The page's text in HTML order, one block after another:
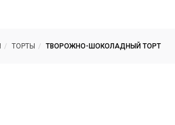
ТОРТЫ ТВОРОЖНО-ШОКОЛАДНЫЙ ТОРТ